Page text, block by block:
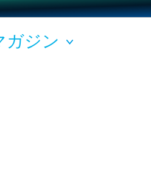
ガジン